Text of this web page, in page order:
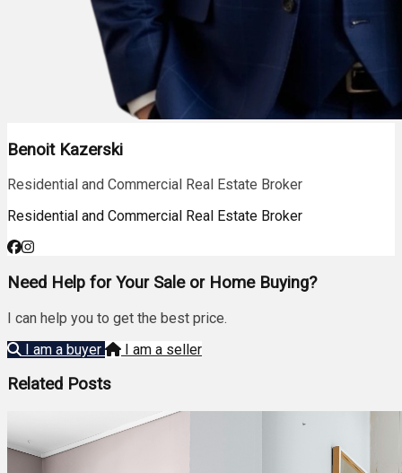
Benoit Kazerski
Residential and Commercial Real Estate Broker
Residential and Commercial Real Estate Broker
Need Help for Your Sale or Home Buying?
I can help you to get the best price.
I am a buyer
I am a seller
Related Posts